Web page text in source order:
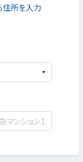
住所を入力